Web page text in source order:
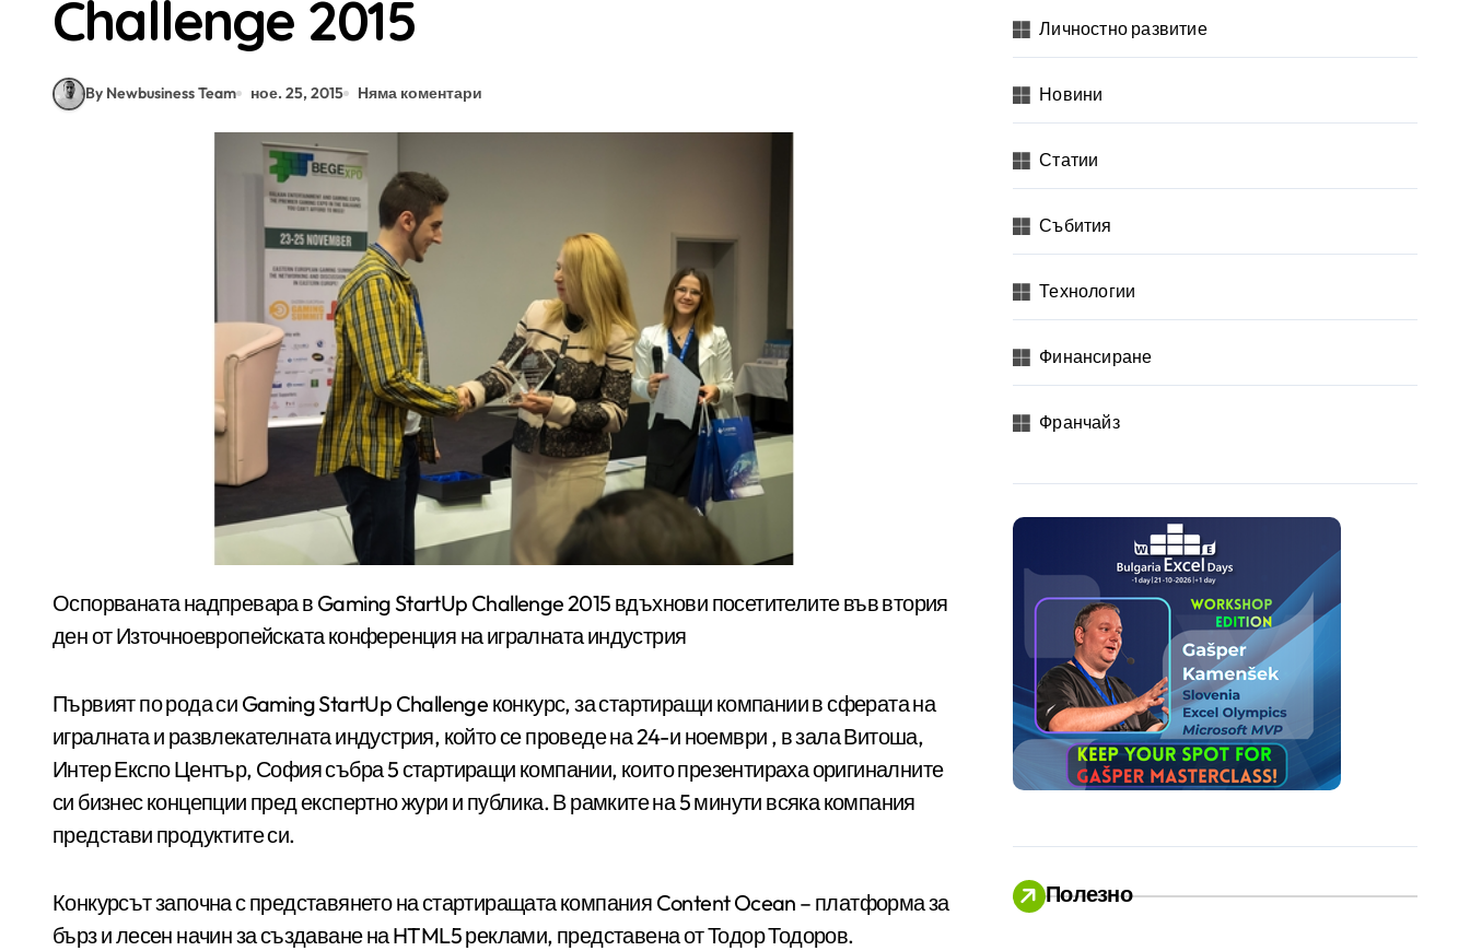
Challenge 2015
By Newbusiness Team ное. 25, 2015 Няма коментари
Оспорваната надпревара в Gaming StartUp Challenge 2015 вдъхнови посетителите във втория
ден от Източноевропейската конференция на игралната индустрия
Първият по рода си Gaming StartUp Challenge конкурс, за стартиращи компании в сферата на
игралната и развлекателната индустрия, който се проведе на 24-и ноември , в зала Витоша,
Интер Експо Център, София събра 5 стартиращи компании, които презентираха оригиналните
си бизнес концепции пред експертно жури и публика. В рамките на 5 минути всяка компания
представи продуктите си.
Конкурсът започна с представянето на стартиращата компания Content Ocean – платформа за
бърз и лесен начин за създаване на HTML5 реклами, представена от Тодор Тодоров.
Личностно развитие
Новини
Статии
Събития
Технологии
Финансиране
Франчайз
Полезно